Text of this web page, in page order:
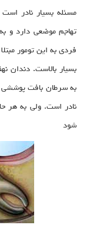
مسئله بسیار نادر
تهاجم موضعی دارد و
فردی به این تومور
بسیار بالاست. دندان
به سرطان بافت پوششی
نادر است. ولی به هر
شود